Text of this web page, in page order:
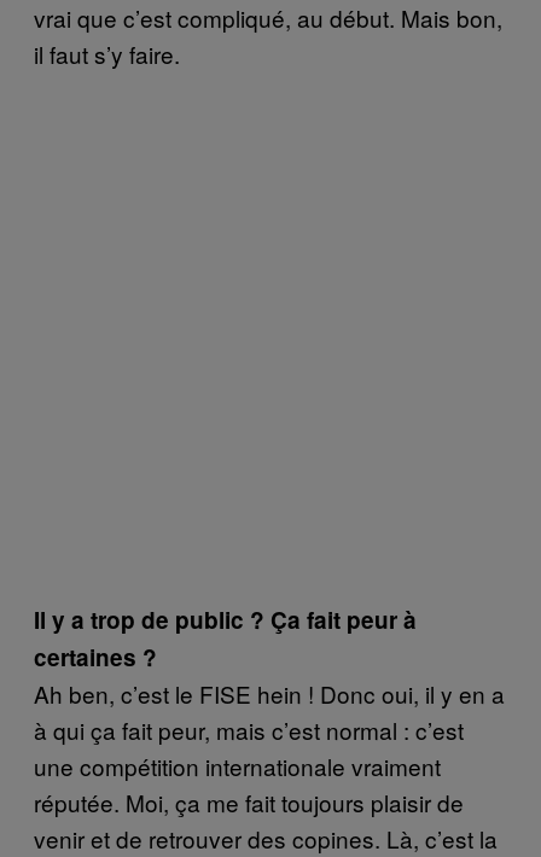
vrai que c’est compliqué, au début. Mais bon,
il faut s’y faire.
Il y a trop de public ? Ça fait peur à
certaines ?
Ah ben, c’est le FISE hein ! Donc oui, il y en a
à qui ça fait peur, mais c’est normal : c’est
une compétition internationale vraiment
réputée. Moi, ça me fait toujours plaisir de
venir et de retrouver des copines. Là, c’est la